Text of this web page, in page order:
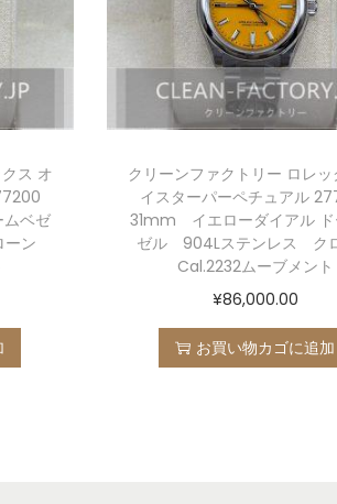
ス オ
ベゼ
ン
クリーンファクトリー ロレッ
イスターパーペチュアル
31mm イエローダイアル ド
ゼル 904Lステンレス ク
Cal.2232ムーブメント
¥86,000.00
お買い物カゴに追加